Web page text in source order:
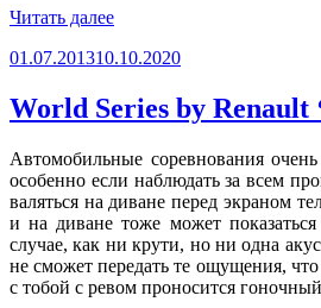
Читать далее«Российский
WTCC
Moscow
Raceway
Опубликовано
01.07.201310.10.2020
World Series by Renault
Автомобильные соревнования очень
особенно если наблюдать за всем
валяться на диване перед экраном
и на диване тоже может
случае, как ни крути, но ни одна
не сможет передать те ощущения,
с тобой с ревом проносится